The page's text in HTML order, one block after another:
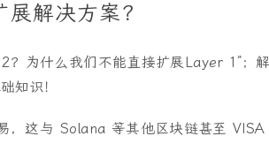
解决方案？
？为什么我们不能直接扩展Layer 1”；
知识！
，这与 Solana 等其他区块链甚至 VISA